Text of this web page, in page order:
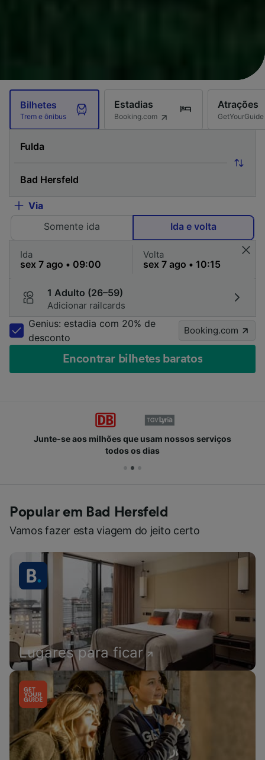
Bilhetes
Trem e ônibus
Estadias
Booking.com
Atrações
GetYourGuide
Via
Somente ida
Ida e volta
Ida Volta
1 Adulto (26–59)
Adicionar railcards
Genius: estadia com 20% de
desconto
Booking.com
Encontrar bilhetes baratos
Junte-se aos milhões que usam nossos serviços
todos os dias
Popular em Bad Hersfeld
Vamos fazer esta viagem do jeito certo
Lugares para ficar